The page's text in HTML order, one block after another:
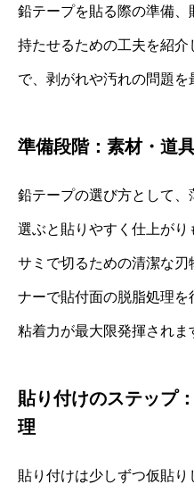
鉛テープを貼る際の準備、
持たせるための工夫を紹
で、剥がれや汚れの問題を
準備段階：素材・道
鉛テープの選び方として
選ぶと貼りやすく仕上が
サミで切るための清潔な
ナーで貼付面の脱脂処理を
粘着力が最大限発揮されま
貼り付けのステップ
理
貼り付けは少しずつ仮貼